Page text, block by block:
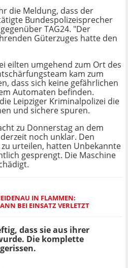
die Meldung, dass der
Bundespolizeisprecher
TAG24. "Der
Güterzuges hatte den
eilten umgehend zum Ort des
kam zum
dass sich keine gefährlichen
Automaten befinden.
Leipziger Kriminalpolizei die
und sichere spuren.
zu Donnerstag an dem
noch unklar. Den
urteilen, hatten Unbekannte
gesprengt. Die Maschine
IN FLAMMEN:
BEI EINSATZ VERLETZT
dass sie aus ihrer
Die komplette